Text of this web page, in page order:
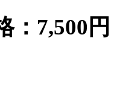
：7,500円